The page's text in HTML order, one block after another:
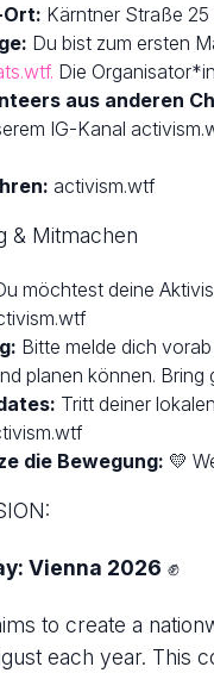
Kärntner Straße 25
Du bist zum ersten
Die
aus anderen
IG-Kanal
activism.wtf
& Mitmachen
möchtest deine
Bitte melde dich
planen können.
Tritt deiner
die Bewegung: 💛
Vienna 2026 ✊
to create a
each year. This